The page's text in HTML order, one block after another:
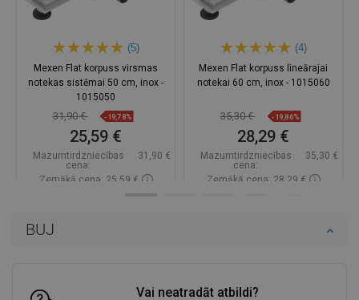
BUJ
Vai neatradāt atbildi?
(5)
Mexen Flat korpuss virsmas
notekas sistēmai 50 cm, inox -
1015050
31,90 € -19,78%
25,59 €
Mazumtirdzniecības
cena:
31,90 €
Zemākā cena: 25,59 €
(4)
Mexen Flat korpuss lineārajai
notekai 60 cm, inox - 1015060
35,30 € -19,86%
28,29 €
Mazumtirdzniecības
cena:
35,30 €
Zemākā cena: 28,29 €